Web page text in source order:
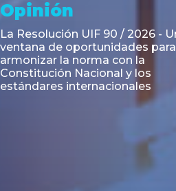
Asesoramiento y
Transacciones
Emisión de Obligaciones
Negociables Clase E de Central
Puerto S.A. por un Valor Nominal
de U$S 98.897.303